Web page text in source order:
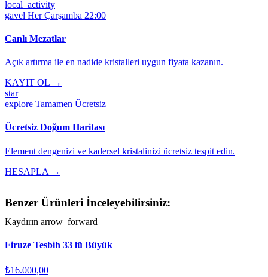
local_activity
gavel Her Çarşamba 22:00
Canlı Mezatlar
Açık artırma ile en nadide kristalleri uygun fiyata kazanın.
KAYIT OL →
star
explore Tamamen Ücretsiz
Ücretsiz Doğum Haritası
Element dengenizi ve kadersel kristalinizi ücretsiz tespit edin.
HESAPLA →
Benzer Ürünleri İnceleyebilirsiniz:
Kaydırın arrow_forward
Firuze Tesbih 33 lü Büyük
₺16.000,00